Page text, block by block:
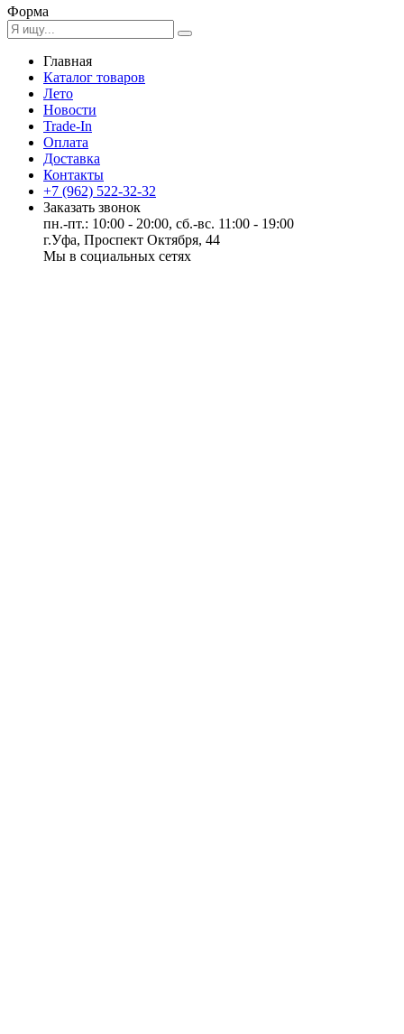
Форма
Главная
Каталог товаров
Лето
Новости
Trade-In
Оплата
Доставка
Контакты
+7 (962) 522-32-32
Заказать звонок
пн.-пт.: 10:00 - 20:00, сб.-вс. 11:00 - 19:00
г.Уфа, Проспект Октября, 44
Мы в социальных сетях